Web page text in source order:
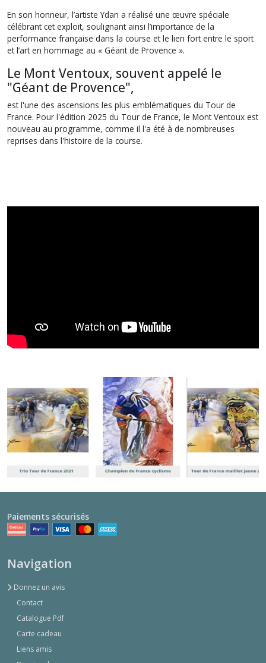
En son honneur, l’artiste Ydan a réalisé une œuvre spéciale
célébrant cet exploit, soulignant ainsi l’importance de la
performance française dans la course et le lien fort entre le sport
et l’art en hommage au « Géant de Provence ».
Le Mont Ventoux, souvent appelé le
"Géant de Provence",
est l'une des ascensions les plus emblématiques du Tour de
France. Pour l'édition 2025 du Tour de France, le Mont Ventoux est
nouveau au programme, comme il l'a été à de nombreuses
reprises dans l'histoire de la course.
Paiements sécurisés
Navigation
Donnez un avis
Contact
Catalogue Pdf
Carte cadeau
Liens amis